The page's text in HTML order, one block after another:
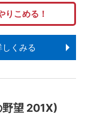
りこめる！
しくみる
望 201X)